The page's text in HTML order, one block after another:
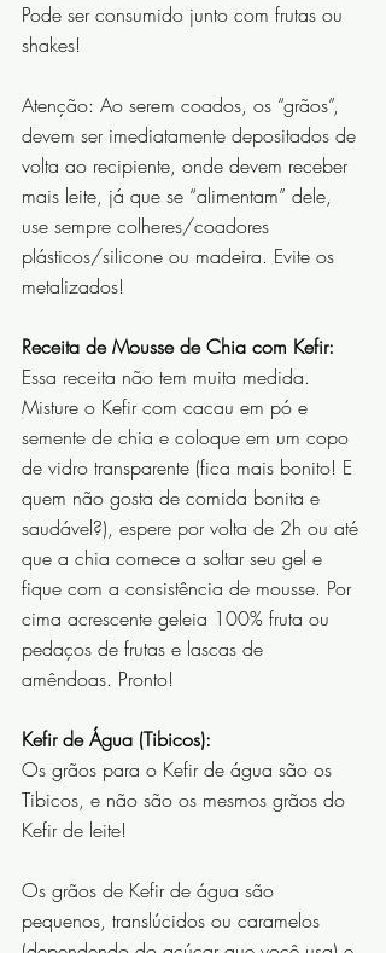
Pode ser consumido junto com frutas ou
shakes!
Atenção: Ao serem coados, os “grãos”,
devem ser imediatamente depositados de
volta ao recipiente, onde devem receber
mais leite, já que se “alimentam” dele,
use sempre colheres/coadores
plásticos/silicone ou madeira. Evite os
metalizados!
Receita de Mousse de Chia com Kefir:
Essa receita não tem muita medida.
Misture o Kefir com cacau em pó e
semente de chia e coloque em um copo
de vidro transparente (fica mais bonito! E
quem não gosta de comida bonita e
saudável?), espere por volta de 2h ou até
que a chia comece a soltar seu gel e
fique com a consistência de mousse. Por
cima acrescente geleia 100% fruta ou
pedaços de frutas e lascas de
amêndoas. Pronto!
Kefir de Água (Tibicos):
Os grãos para o Kefir de água são os
Tibicos, e não são os mesmos grãos do
Kefir de leite!
Os grãos de Kefir de água são
pequenos, translúcidos ou caramelos